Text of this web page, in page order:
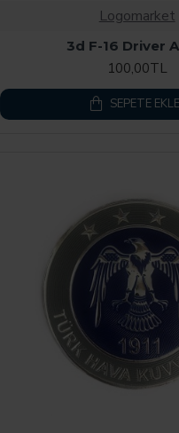
Logomarket
3d F-16 Driver
100,00TL
SEPETE EKLE